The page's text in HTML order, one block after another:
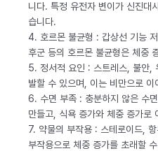
니다. 특정 유전자 변이가 신진대
습니다.
4. 호르몬 불균형 : 갑상선 기능
후군 등의 호르몬 불균형은 체중
5. 정서적 요인 : 스트레스, 불안,
발할 수 있으며, 이는 비만으로 이
6. 수면 부족 : 충분하지 않은 수
만들고, 식욕 증가와 체중 증가로
7. 약물의 부작용 : 스테로이드,
부작용으로 체중 증가를 초래할